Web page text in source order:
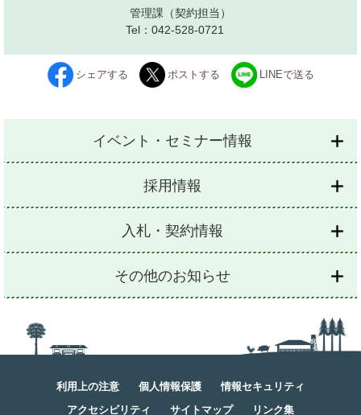
管理課 （契約担当）
Tel：042-528-0721
シェアする ポストする LINEで送る
イベント・セミナー情報
採用情報
入札・契約情報
その他のお知らせ
利用上の注意 個人情報保護
情報セキュリティ
アクセシビリティ
サイトマップ リンク集